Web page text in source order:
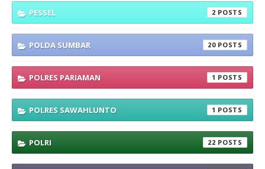
PESSEL 2
POLDA SUMBAR 20
POLRES PARIAMAN 1
POLRES SAWAHLUNTO 1
POLRI 22